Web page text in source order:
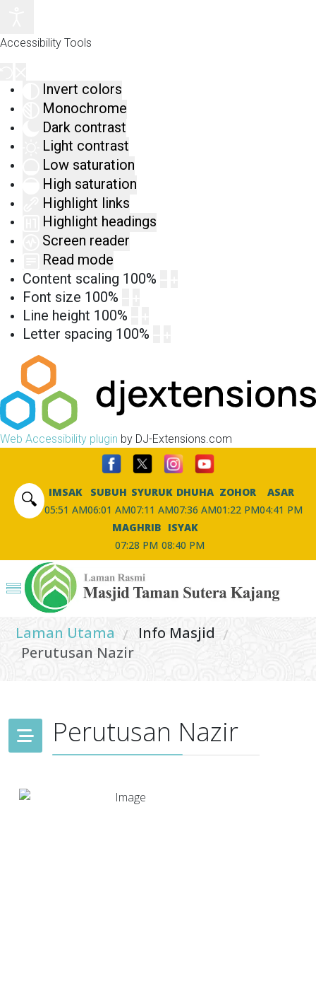
Accessibility Tools
Invert colors
Monochrome
Dark contrast
Light contrast
Low saturation
High saturation
Highlight links
Highlight headings
Screen reader
Read mode
Content scaling 100%
Font size 100%
Line height 100%
Letter spacing 100%
Web Accessibility plugin by DJ-Extensions.com
🔍
IMSAK
05:51 AM
SUBUH
06:01 AM
SYURUK
07:11 AM
DHUHA
07:36 AM
ZOHOR
01:22 PM
ASAR
04:41 PM
MAGHRIB
07:28 PM
ISYAK
08:40 PM
Laman Utama / Info Masjid /
Perutusan Nazir
Perutusan Nazir